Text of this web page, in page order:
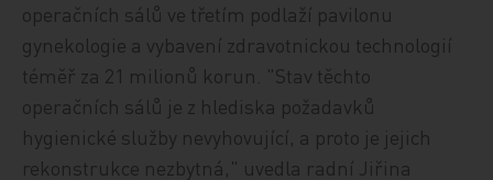
operačních sálů ve třetím podlaží pavilonu
gynekologie a vybavení zdravotnickou technologií
téměř za 21 milionů korun. "Stav těchto
operačních sálů je z hlediska požadavků
hygienické služby nevyhovující, a proto je jejich
rekonstrukce nezbytná," uvedla radní Jiřina